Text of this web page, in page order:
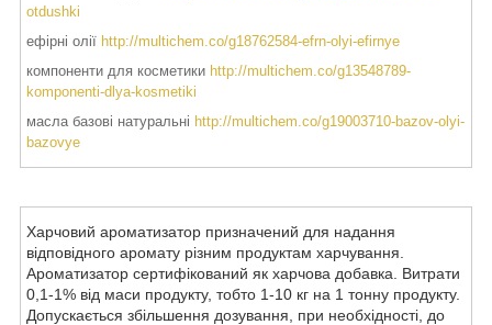
otdushki
ефірні олії http://multichem.co/g18762584-efrn-olyi-efirnye
компоненти для косметики http://multichem.co/g13548789-
komponenti-dlya-kosmetiki
масла базові натуральні http://multichem.co/g19003710-bazov-olyi-
bazovye
Харчовий ароматизатор призначений для надання
відповідного аромату різним продуктам харчування.
Ароматизатор сертифікований як харчова добавка. Витрати
0,1-1% від маси продукту, тобто 1-10 кг на 1 тонну продукту.
Допускається збільшення дозування, при необхідності, до